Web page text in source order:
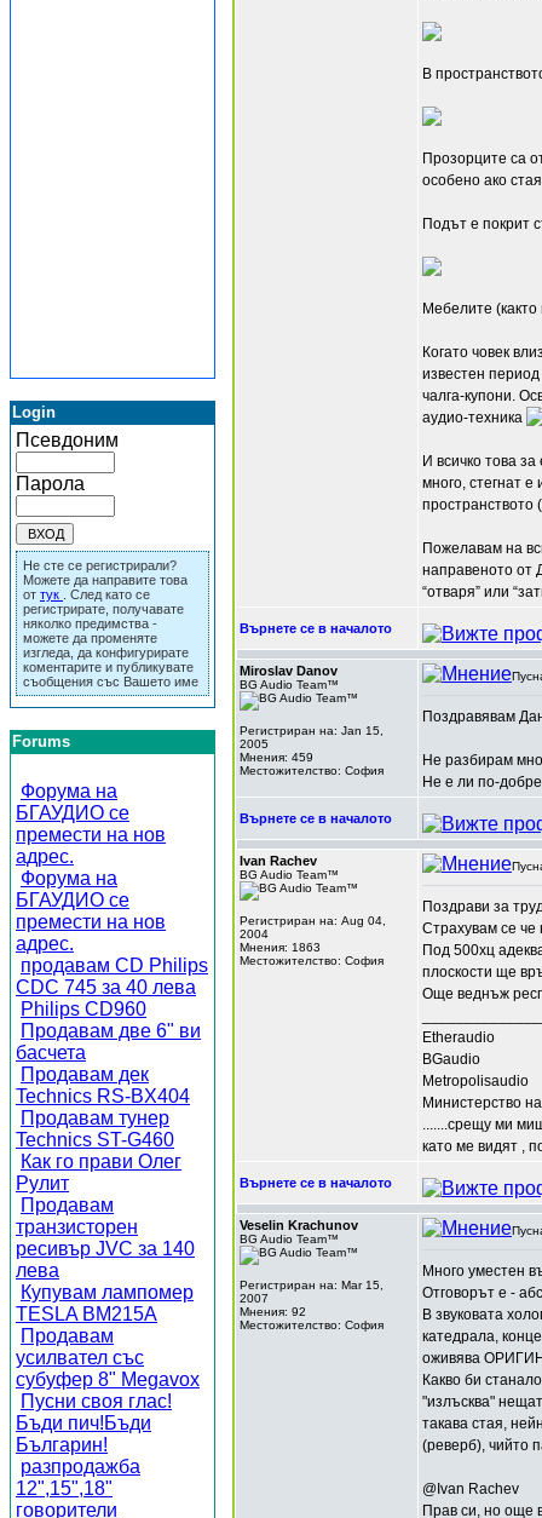
Login
Псевдоним
Парола
Не сте се регистрирали?
Можете да направите това
от тук
. След като се
регистрирате, получавате
няколко предимства -
можете да променяте
изгледа, да конфигурирате
коментарите и публикувате
съобщения със Вашето име
Forums
Форума на
БГАУДИО се
премести на нов
адрес.
Форума на
БГАУДИО се
премести на нов
адрес.
продавам CD Philips
CDC 745 за 40 лева
Philips CD960
Продавам две 6" ви
басчета
Продавам дек
Technics RS-BX404
Продавам тунер
Technics ST-G460
Как го прави Олег
Рулит
Продавам
транзисторен
ресивър JVC за 140
лева
Купувам лампомер
TESLA BM215A
Продавам
усилвател със
субуфер 8" Megavox
Пусни своя глас!
Бъди пич!Бъди
Българин!
разпродажба
12",15",18"
говорители
В
Прозорците са
особено ако
Подът е покрит
Мебелите
Когато човек
известен
чалга-купони.
аудио-техника
И всичко това
много, стегнат
пространството
Пожелавам на
направеното от
“отваря” или
Върнете се в началото
Miroslav Danov
BG Audio Team™
Регистриран на: Jan 15,
2005
Мнения: 459
Местожителство: София
Поздравявам
Не разбирам
Не е ли по-
Върнете се в началото
Ivan Rachev
BG Audio Team™
Регистриран на: Aug 04,
2004
Мнения: 1863
Местожителство: София
Поздрави за
Страхувам се че
Под 500хц
плоскости ще
Още веднъж
Etheraudio
BGaudio
Metropolisaudio
Министерство
.......срещу ми
като ме видят ,
Върнете се в началото
Veselin Krachunov
BG Audio Team™
Регистриран на: Mar 15,
2007
Мнения: 92
Местожителство: София
Много уместен
Отговорът е -
В звуковата
катедрала,
оживява
Какво би
"излъсква"
такава стая,
(реверб), чийто
@Ivan Rachev
Прав си, но още